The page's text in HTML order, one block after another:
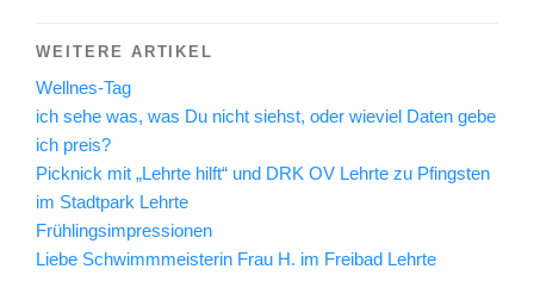
WEITERE ARTIKEL
Wellnes-Tag
ich sehe was, was Du nicht siehst, oder wieviel Daten gebe
ich preis?
Picknick mit „Lehrte hilft“ und DRK OV Lehrte zu Pfingsten
im Stadtpark Lehrte
Frühlingsimpressionen
Liebe Schwimmmeisterin Frau H. im Freibad Lehrte